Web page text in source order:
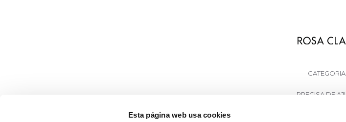
Esta página web usa cookies
PRECISA DE